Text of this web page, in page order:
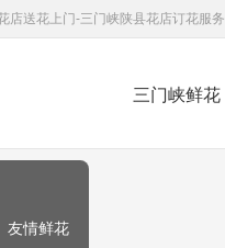
店送花上门-三门峡陕县花店订花服务
三门峡鲜花
友情鲜花